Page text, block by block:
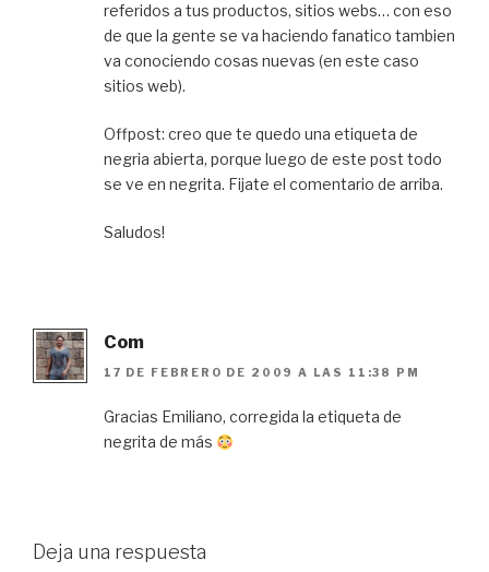
referidos a tus productos, sitios webs… con eso
de que la gente se va haciendo fanatico tambien
va conociendo cosas nuevas (en este caso
sitios web).
Offpost: creo que te quedo una etiqueta de
negria abierta, porque luego de este post todo
se ve en negrita. Fijate el comentario de arriba.
Saludos!
Com
17 DE FEBRERO DE 2009 A LAS 11:38 PM
Gracias Emiliano, corregida la etiqueta de
negrita de más
Deja una respuesta